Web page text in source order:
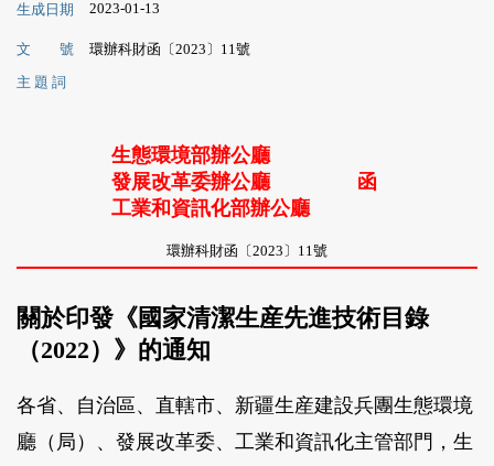
生成日期
2023-01-13
文 號
環辦科財函〔2023〕11號
主 題 詞
生態環境部辦公廳
發展改革委辦公廳
工業和資訊化部辦公廳
函
環辦科財函〔2023〕11號
關於印發《國家清潔生産先進技術目錄
（2022）》的通知
各省、自治區、直轄市、新疆生産建設兵團生態環境
廳（局）、發展改革委、工業和資訊化主管部門，生